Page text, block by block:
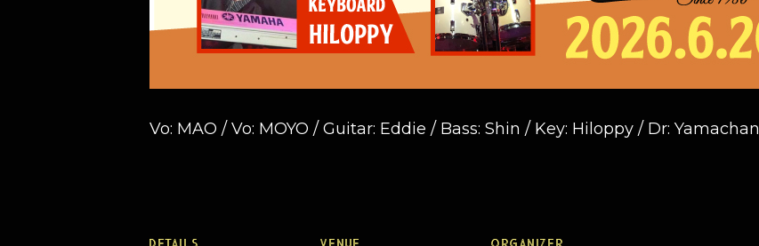
Vo: MAO / Vo: MOYO / Guitar: Eddie / Bass: Shin / Key: Hiloppy / Dr: Yamachan